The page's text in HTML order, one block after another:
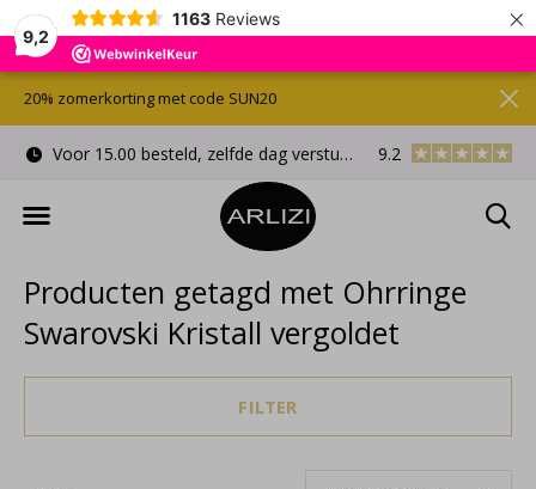
9,2
1163 Reviews ×
Voor 15.00 besteld, zelfde dag verstuurd Gratis
9.2
20% zomerkorting met code SUN20
Producten getagd met Ohrringe
Swarovski Kristall vergoldet
FILTER